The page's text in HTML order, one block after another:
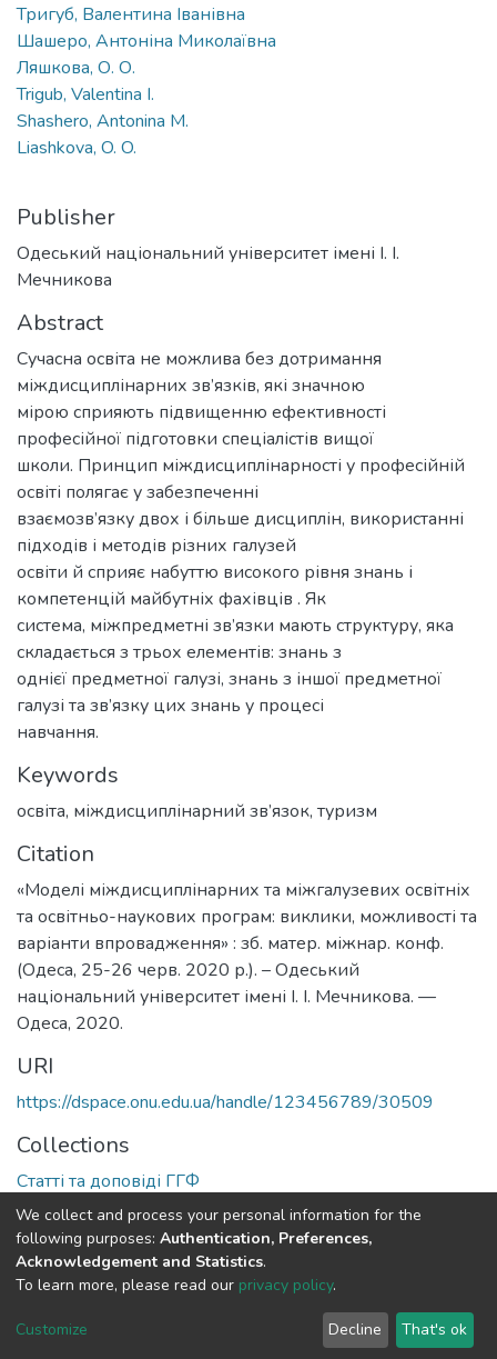
Тригуб, Валентина Іванівна
Шашеро, Антоніна Миколаївна
Ляшкова, О. О.
Trigub, Valentina I.
Shashero, Antonina M.
Liashkova, O. O.
Publisher
Одеський національний університет імені І. І.
Мечникова
Abstract
Сучасна освіта не можлива без дотримання
міждисциплінарних зв’язків, які значною
мірою сприяють підвищенню ефективності
професійної підготовки спеціалістів вищої
школи. Принцип міждисциплінарності у професійній
освіті полягає у забезпеченні
взаємозв’язку двох і більше дисциплін, використанні
підходів і методів різних галузей
освіти й сприяє набуттю високого рівня знань і
компетенцій майбутніх фахівців . Як
система, міжпредметні зв’язки мають структуру, яка
складається з трьох елементів: знань з
однієї предметної галузі, знань з іншої предметної
галузі та зв’язку цих знань у процесі
навчання.
Keywords
освіта, міждисциплінарний зв’язок, туризм
Citation
«Моделі міждисциплінарних та міжгалузевих освітніх
та освітньо-наукових програм: виклики, можливості та
варіанти впровадження» : зб. матер. міжнар. конф.
(Одеса, 25-26 черв. 2020 р.). – Одеський
національний університет імені І. І. Мечникова. —
Одеса, 2020.
URI
https://dspace.onu.edu.ua/handle/123456789/30509
Collections
Статті та доповіді ГГФ
Full item page
DSpace software copyright © 2009-2026
Cookie
End User
Agreement
Send
Feedback
We collect and process your personal information for the
following purposes: Authentication, Preferences,
Acknowledgement and Statistics.
To learn more, please read our privacy policy.
Customize Decline That's ok